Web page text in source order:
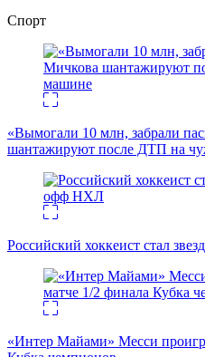
Спорт
«Вымогали 10 млн, забрали
шантажируют после ДТП на
Российский хоккеист стал
«Интер Майами» Месси